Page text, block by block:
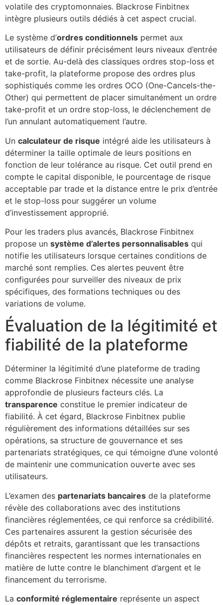
volatile des cryptomonnaies. Blackrose Finbitnex
intègre plusieurs outils dédiés à cet aspect crucial.
Le système d’ordres conditionnels permet aux
utilisateurs de définir précisément leurs niveaux d’entrée
et de sortie. Au-delà des classiques ordres stop-loss et
take-profit, la plateforme propose des ordres plus
sophistiqués comme les ordres OCO (One-Cancels-the-
Other) qui permettent de placer simultanément un ordre
take-profit et un ordre stop-loss, le déclenchement de
l’un annulant automatiquement l’autre.
Un calculateur de risque intégré aide les utilisateurs à
déterminer la taille optimale de leurs positions en
fonction de leur tolérance au risque. Cet outil prend en
compte le capital disponible, le pourcentage de risque
acceptable par trade et la distance entre le prix d’entrée
et le stop-loss pour suggérer un volume
d’investissement approprié.
Pour les traders plus avancés, Blackrose Finbitnex
propose un système d’alertes personnalisables qui
notifie les utilisateurs lorsque certaines conditions de
marché sont remplies. Ces alertes peuvent être
configurées pour surveiller des niveaux de prix
spécifiques, des formations techniques ou des
variations de volume.
Évaluation de la légitimité et
fiabilité de la plateforme
Déterminer la légitimité d’une plateforme de trading
comme Blackrose Finbitnex nécessite une analyse
approfondie de plusieurs facteurs clés. La
transparence constitue le premier indicateur de
fiabilité. À cet égard, Blackrose Finbitnex publie
régulièrement des informations détaillées sur ses
opérations, sa structure de gouvernance et ses
partenariats stratégiques, ce qui témoigne d’une volonté
de maintenir une communication ouverte avec ses
utilisateurs.
L’examen des partenariats bancaires de la plateforme
révèle des collaborations avec des institutions
financières réglementées, ce qui renforce sa crédibilité.
Ces partenaires assurent la gestion sécurisée des
dépôts et retraits, garantissant que les transactions
financières respectent les normes internationales en
matière de lutte contre le blanchiment d’argent et le
financement du terrorisme.
La conformité réglementaire représente un aspect